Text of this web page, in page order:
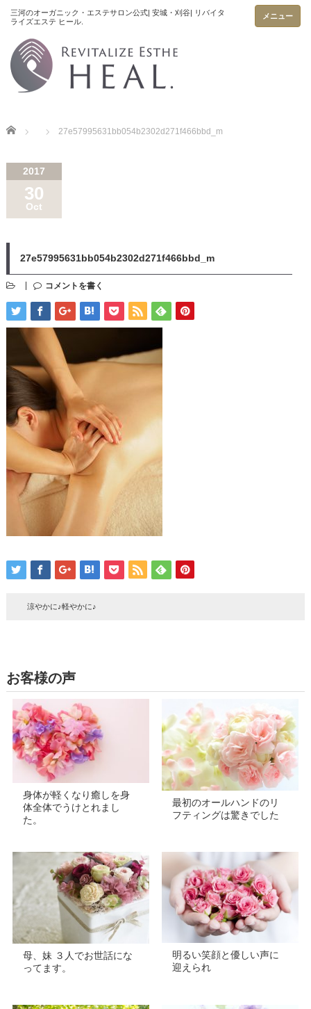
メニュー
Home 27e57995631bb054b2302d271f466bbd_m
2017
30
Oct
27e57995631bb054b2302d271f466bbd_m
コメントを書く
涼やかに♪軽やかに♪
お客様の声
身体が軽くなり癒しを身
体全体でうけとれまし
た。
最初のオールハンドのリ
フティングは驚きでした
母、妹 ３人でお世話にな
ってます。
明るい笑顔と優しい声に
迎えられ